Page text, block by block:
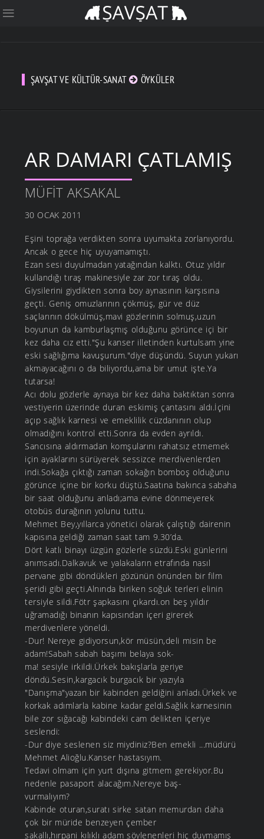
ŞAVŞAT VE KÜLTÜR-SANAT ÖYKÜLER
AR DAMARI ÇATLAMIŞ
MÜFIT AKSAKAL
30 OCAK 2011
Eşini toprağa verdikten sonra uyumakta zorlanıyordu.
Ancak o gece hiç uyuyamamıştı.
Ezan sesi duyulmadan yatağından kalktı. Otuz yıldır
kullandığı tıraş makinesiyle zar zor tıraş oldu.
Giysilerini giydikten sonra boy aynasının karşısına
geçti. Geniş omuzlarının çökmüş, gür ve düz
saçlarının dökülmüş,mavi gözlerinin solmuş,uzun
boyunun da kamburlaşmış olduğunu görünce içi bir
kez daha cız etti."Şu kanser illetinden kurtulsam yine
eski sağlığıma kavuşurum."diye düşündü. Suyun yukarı
akmayacağını o da biliyordu,ama bir umut işte.Ya
tutarsa!
Acı dolu gözlerle aynaya bir kez daha baktıktan sonra
vestiyerin üzerinde duran eskimiş çantasını aldı.İçini
açıp sağlık karnesi ve emeklilik cüzdanının olup
olmadığını kontrol etti.Sonra da evden ayrıldı.
Sancısına aldırmadan komşularını rahatsız etmemek
için ayaklarını sürüyerek sessizce merdivenlerden
indi.Sokağa çıktığı zaman sokağın bomboş olduğunu
görünce içine bir korku düştü.Saatına bakınca sabaha
bir saat olduğunu anladı;ama evine dönmeyerek
otobüs durağının yolunu tuttu.
Mehmet Bey,yıllarca yönetici olarak çalıştığı dairenin
kapısına geldiği zaman saat tam 9.30’da.
Dört katlı binayı üzgün gözlerle süzdü.Eski günlerini
anımsadı.Dalkavuk ve yalakaların etrafında nasıl
pervane gibi döndükleri gözünün önünden bir film
şeridi gibi geçti.Alnında biriken soğuk terleri elinin
tersiyle sildi.Fötr şapkasını çıkardı.on beş yıldır
uğramadığı binanın kapısından içeri girerek
merdivenlere yöneldi.
-Dur! Nereye gidiyorsun,kör müsün,deli misin be
adam!Sabah sabah başımı belaya sok-
ma! sesiyle irkildi.Ürkek bakışlarla geriye
döndü.Sesin,kargacık burgacık bir yazıyla
"Danışma"yazan bir kabinden geldiğini anladı.Ürkek ve
korkak adımlarla kabine kadar geldi.Sağlık karnesinin
bile zor sığacağı kabindeki cam delikten içeriye
seslendi:
-Dur diye seslenen siz miydiniz?Ben emekli ...müdürü
Mehmet Alioğlu.Kanser hastasıyım.
Tedavi olmam için yurt dışına gitmem gerekiyor.Bu
nedenle pasaport alacağım.Nereye baş-
vurmalıyım?
Kabinde oturan,suratı sirke satan memurdan daha
çok bir müride benzeyen çember
sakallı,hırpani kılıklı adam söylenenleri hiç duymamış